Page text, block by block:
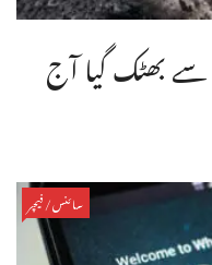
بھٹک گیا آج
سائنس/فیچر